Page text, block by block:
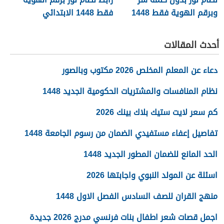
وبرقم الهوية فقط 1448
فقط 1448 الابتدائي
أحدث المقالات
دعاء عن المعلم المخلص 2026 مكتوب وبالصور
نظام المنافسات والمشتريات الحكومية الجديد 1448
كم سعر لايت ستيك بلاك بينك 2026
تفاصيل إعفاء مستفيدي الضمان من رسوم الجامعة 1448
الحد المانع للضمان المطور الجديد 1448
اسئلة عن المولد النبوي واجابتها 2026
منهج القران للصف السادس الفصل الاول 1448
اجمل قصات شعر اطفال بنات فرنسي مدرج 2026 جديدة